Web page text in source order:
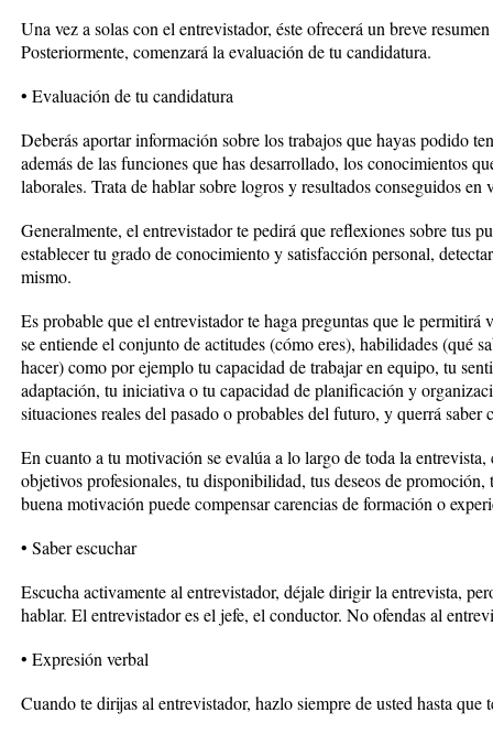
Una vez a solas con el entrevistador, éste ofrecerá un breve
Posteriormente, comenzará la evaluación de tu candidatura.
• Evaluación de tu candidatura
Deberás aportar información sobre los trabajos que hayas podido
además de las funciones que has desarrollado, los conocimientos
laborales. Trata de hablar sobre logros y resultados conseguidos
Generalmente, el entrevistador te pedirá que reflexiones sobre tus
establecer tu grado de conocimiento y satisfacción personal,
mismo.
Es probable que el entrevistador te haga preguntas que le permitirá
se entiende el conjunto de actitudes (cómo eres), habilidades (qué
hacer) como por ejemplo tu capacidad de trabajar en equipo, tu
adaptación, tu iniciativa o tu capacidad de planificación y
situaciones reales del pasado o probables del futuro, y querrá
En cuanto a tu motivación se evalúa a lo largo de toda la
objetivos profesionales, tu disponibilidad, tus deseos de promoción,
buena motivación puede compensar carencias de formación o
• Saber escuchar
Escucha activamente al entrevistador, déjale dirigir la entrevista,
hablar. El entrevistador es el jefe, el conductor. No ofendas al
• Expresión verbal
Cuando te dirijas al entrevistador, hazlo siempre de usted hasta que